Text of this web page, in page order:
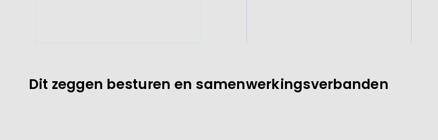
Dit zeggen besturen en samenwerkingsverbanden